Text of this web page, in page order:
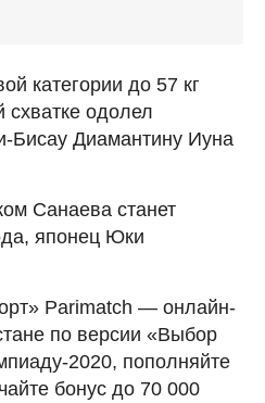
категории до 57 кг
схватке одолел
Бисау Диамантину Иуна
Санаева станет
японец Юки
Parimatch — онлайн-
по версии «Выбор
2020, пополняйте
бонус до 70 000